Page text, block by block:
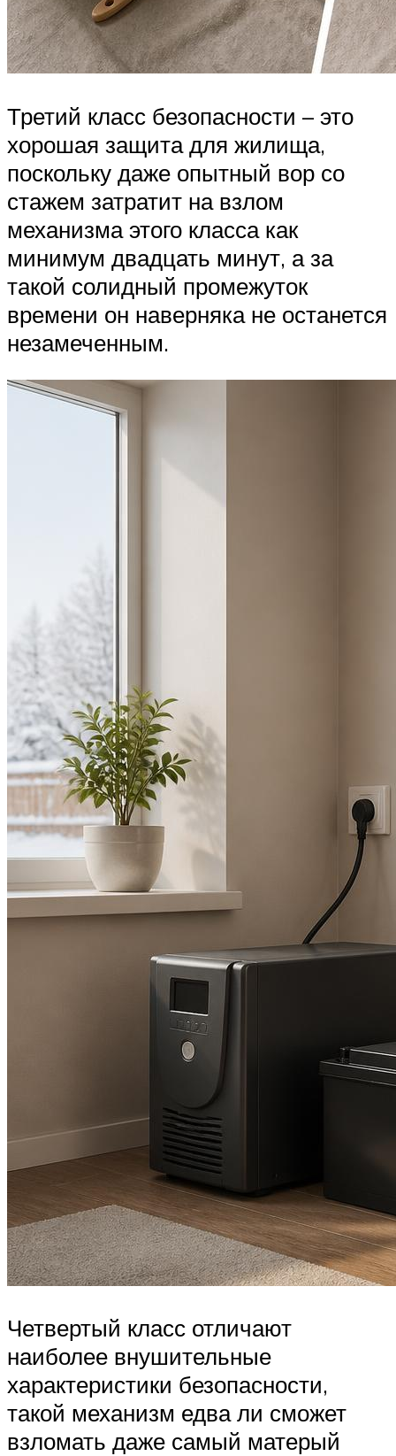
Третий класс безопасности – это
хорошая защита для жилища,
поскольку даже опытный вор со
стажем затратит на взлом
механизма этого класса как
минимум двадцать минут, а за
такой солидный промежуток
времени он наверняка не останется
незамеченным.
Четвертый класс отличают
наиболее внушительные
характеристики безопасности,
такой механизм едва ли сможет
взломать даже самый матерый